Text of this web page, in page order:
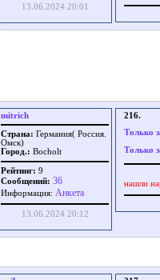
13.06.2024 20:01
mitrich
Страна: Германия( Россия.
Омск)
Город.: Bocholt
Рейтинг: 9
Сообщений: 36
Информация: Aнкета
13.06.2024 20:12
216.
Только
Только
нашли